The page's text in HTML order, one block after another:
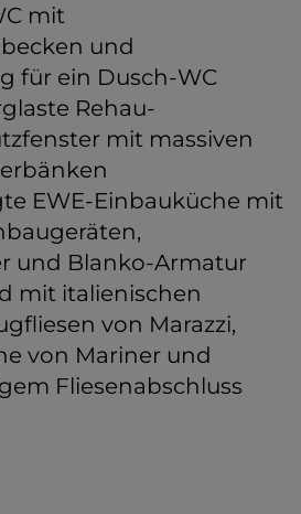
mit
und
für ein Dusch-WC
Rehau-
mit massiven
EWE-Einbauküche mit
und Blanko-Armatur
mit italienischen
von Marazzi,
von Mariner und
Fliesenabschluss